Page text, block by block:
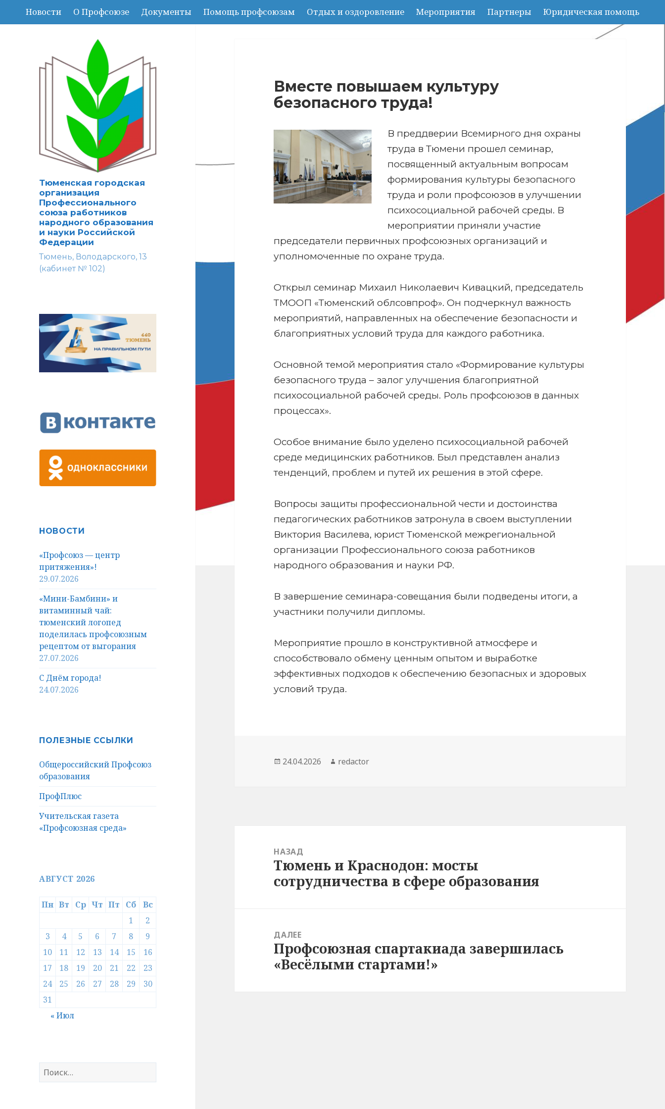
Новости О Профсоюзе Документы Помощь профсоюзам Отдых и оздоровление Мероприятия Партнеры Юридическая помощь
Тюменская городская
организация
Профессионального
союза работников
народного образования
и науки Российской
Федерации
Тюмень, Володарского, 13
(кабинет № 102)
НОВОСТИ
«Профсоюз — центр
притяжения»!
29.07.2026
«Мини-Бамбини» и
витаминный чай:
тюменский логопед
поделилась профсоюзным
рецептом от выгорания
27.07.2026
С Днём города!
24.07.2026
ПОЛЕЗНЫЕ ССЫЛКИ
Общероссийский Профсоюз
образования
ПрофПлюс
Учительская газета
«Профсоюзная среда»
АВГУСТ 2026
Пн Вт Ср Чт Пт Сб
Вс
1
2
3
4 5 6 7 8
9
10
11 12 13 14 15
16
17
18 19 20 21 22
23
24
25 26 27 28 29
30
31
« Июл
Найти:
Вместе повышаем культуру
безопасного труда!
В преддверии Всемирного дня охраны
труда в Тюмени прошел семинар,
посвященный актуальным вопросам
формирования культуры безопасного
труда и роли профсоюзов в улучшении
психосоциальной рабочей среды. В
мероприятии приняли участие
председатели первичных профсоюзных организаций и
уполномоченные по охране труда.
Открыл семинар Михаил Николаевич Кивацкий, председатель
ТМООП «Тюменский облсовпроф». Он подчеркнул важность
мероприятий, направленных на обеспечение безопасности и
благоприятных условий труда для каждого работника.
Основной темой мероприятия стало «Формирование культуры
безопасного труда – залог улучшения благоприятной
психосоциальной рабочей среды. Роль профсоюзов в данных
процессах».
Особое внимание было уделено психосоциальной рабочей
среде медицинских работников. Был представлен анализ
тенденций, проблем и путей их решения в этой сфере.
Вопросы защиты профессиональной чести и достоинства
педагогических работников затронула в своем выступлении
Виктория Василева, юрист Тюменской межрегиональной
организации Профессионального союза работников
народного образования и науки РФ.
В завершение семинара-совещания были подведены итоги, а
участники получили дипломы.
Мероприятие прошло в конструктивной атмосфере и
способствовало обмену ценным опытом и выработке
эффективных подходов к обеспечению безопасных и здоровых
условий труда.
Опубликовано
24.04.2026 Автор
redactor
записям
НАЗАД
Предыдущая
запись:
Тюмень и Краснодон: мосты
сотрудничества в сфере образования
ДАЛЕЕ
Следующая
запись:
Профсоюзная спартакиада завершилась
«Весёлыми стартами!»